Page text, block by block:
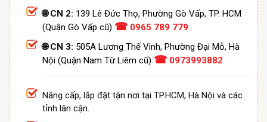
🌐 CN 2: 139 Lê Đức Thọ, Phường Gò Vấp, TP. HCM
(Quận Gò Vấp cũ) ☎ 0965 789 779
🌐 CN 3: 505A Lương Thế Vinh, Phường Đại Mỗ, Hà
Nội (Quận Nam Từ Liêm cũ) ☎ 0973993882
Nâng cấp, lắp đặt tận nơi tại TP.HCM, Hà Nội và các
tỉnh lân cận.